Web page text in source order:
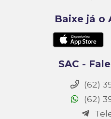
Baixe já o
SAC -
(62)
(62)